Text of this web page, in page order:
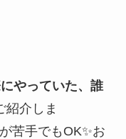
やっていた、誰
紹介しま
もOK✨お